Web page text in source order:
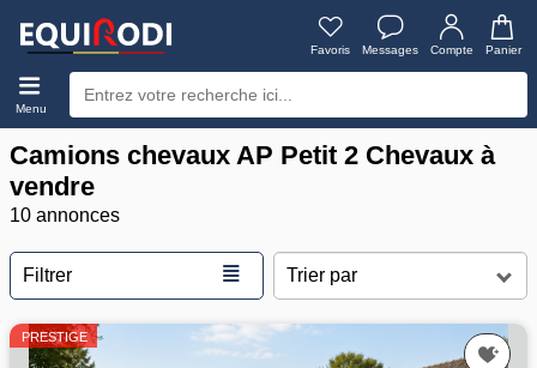
Favoris Messages Compte Panier
Menu
Camions chevaux AP Petit 2 Chevaux à
vendre
10 annonces
Filtrer ≣
PRESTIGE